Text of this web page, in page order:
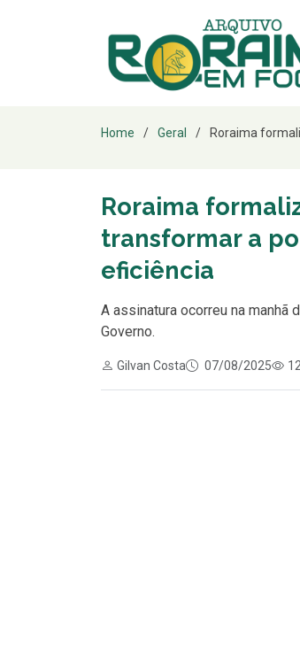
Home Geral Roraima
Roraima
transformar a
eficiência
A assinatura ocorreu na manhã
Governo.
Gilvan Costa 07/08/2025